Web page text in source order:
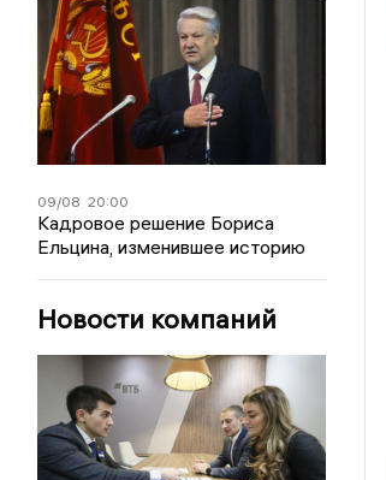
09/08 20:00
Кадровое решение Бориса
Ельцина, изменившее историю
Новости компаний